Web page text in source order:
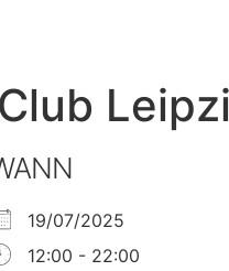
19/07/2025
12:00 - 22:00